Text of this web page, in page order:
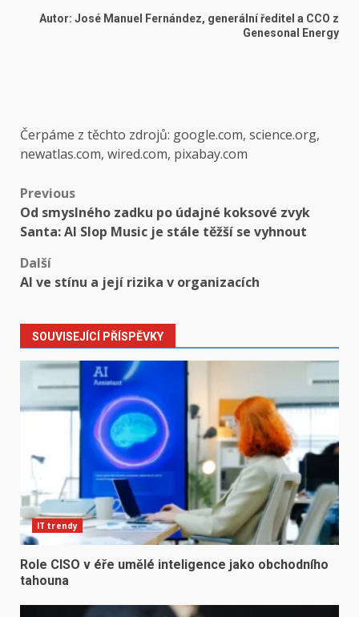
Autor: José Manuel Fernández, generální ředitel a CCO z
Genesonal Energy
Čerpáme z těchto zdrojů: google.com, science.org,
newatlas.com, wired.com, pixabay.com
Post
navigation
Previous
Od smyslného zadku po údajné koksové zvyk
Santa: AI Slop Music je stále těžší se vyhnout
Další
AI ve stínu a její rizika v organizacích
SOUVISEJÍCÍ PŘÍSPĚVKY
IT trendy
Role CISO v éře umělé inteligence jako obchodního
tahouna